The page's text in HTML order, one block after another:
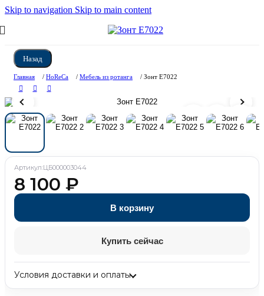
Skip to navigation Skip to main content
Назад
Главная / HoReCa / Мебель из ротанга / Зонт E7022
Артикул:ЦБ000003044
8 100 ₽
В корзину
Купить сейчас
Условия доставки и оплаты